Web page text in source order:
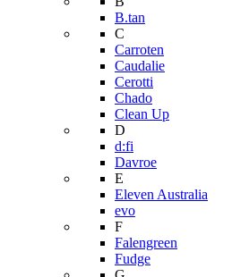
B.tan
C
Carroten
Caudalie
Cerotti
Chado
Clean Up
D
d:fi
Davroe
E
Eleven Australia
evo
F
Falengreen
Fudge